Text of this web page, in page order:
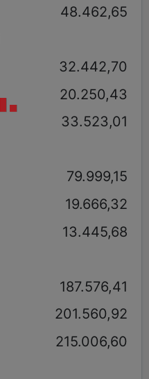
48.462,65
32.442,70
20.250,43
33.523,01
79.999,15
19.666,32
13.445,68
187.576,41
201.560,92
215.006,60